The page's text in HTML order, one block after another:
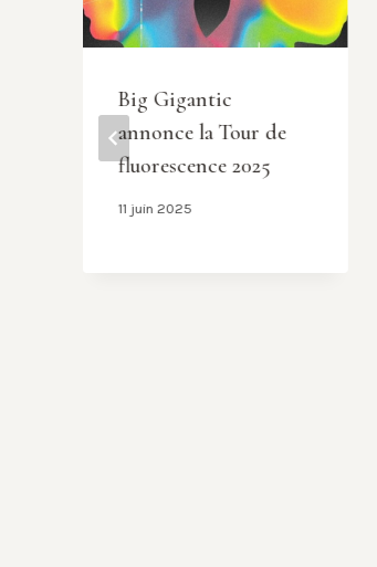
Big Gigantic
annonce la Tour de
fluorescence 2025
11 juin 2025